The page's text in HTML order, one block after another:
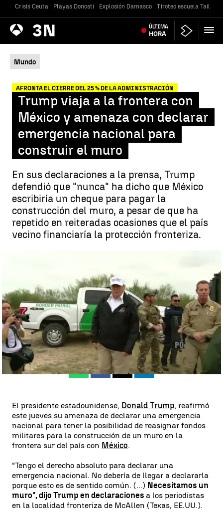
Crisis Ceuta Playas Donosti Explosión Damasco Tiroteo escuela
Antena
3 Noticias ÚLTIMA
HORA
Mundo
AFRONTA EL CIERRE DEL 25 % DE LA ADMINISTRACIÓN
Trump viaja a la frontera con
México y amenaza con declarar
emergencia nacional para
construir el muro
En sus declaraciones a la prensa, Trump
defendió que "nunca" ha dicho que México
escribiría un cheque para pagar la
construcción del muro, a pesar de que ha
repetido en reiteradas ocasiones que el país
vecino financiaría la protección fronteriza.
Antena 3 Noticias Madrid
Publicado:11 de enero de 2019, 00:30
WhatsappFacebook
X Linkedin
El presidente estadounidense, Donald Trump, reafirmó
este jueves su amenaza de declarar una emergencia
nacional para tener la posibilidad de reasignar fondos
militares para la construcción de un muro en la
frontera sur del país con México.
"Tengo el derecho absoluto para declarar una
emergencia nacional. No debería de llegar a declararla
porque esto es de sentido común. (...) Necesitamos un
muro", dijo Trump en declaraciones a los periodistas
en la localidad fronteriza de McAllen (Texas, EE.UU.).